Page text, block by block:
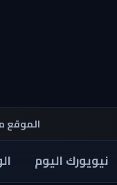
الموقع
نيويورك اليوم